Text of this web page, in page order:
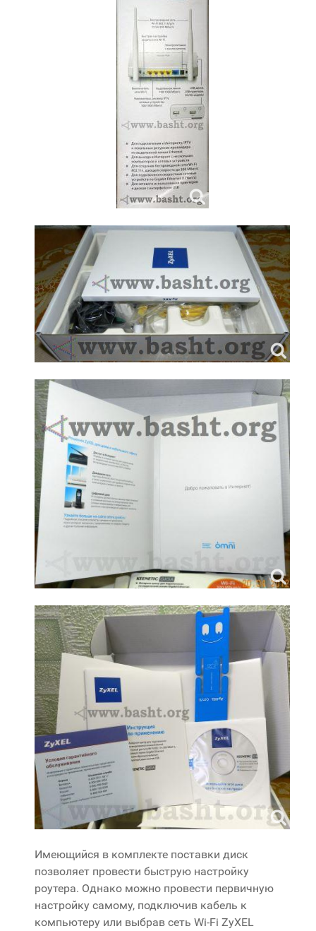
Имеющийся в комплекте поставки диск
позволяет провести быструю настройку
роутера. Однако можно провести первичную
настройку самому, подключив кабель к
компьютеру или выбрав сеть Wi-Fi ZyXEL